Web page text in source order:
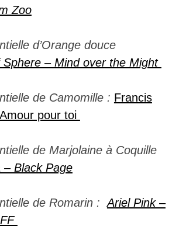
Zoo
d’Orange douce
– Mind over the Might
de Camomille : Francis
pour toi
de Marjolaine à Coquille
– Black Page
de Romarin :Ariel Pink –